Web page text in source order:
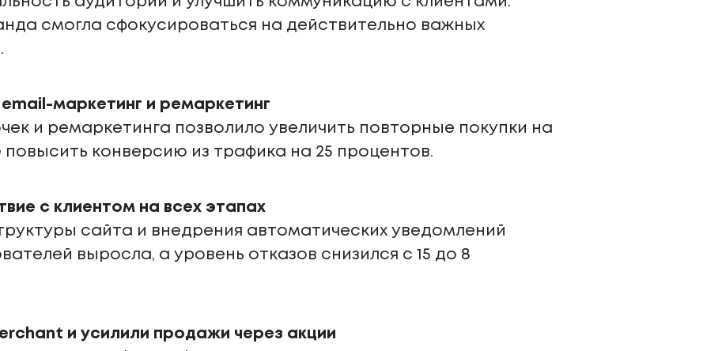
смогла сфокусироваться на действительно важных
маркетинг и ремаркетинг
и ремаркетинга позволило увеличить повторные покупки на
конверсию из трафика на 25 процентов.
с клиентом на всех этапах
сайта и внедрения автоматических уведомлений
выросла, а уровень отказов снизился с 15 до 8
и усилили продажи через акции